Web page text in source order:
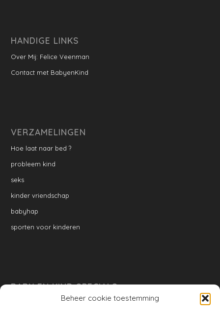
Beheer cookie toestemming
HANDIGE LINKS
Over Mij: Felice Veenman
Contact met BabyenKind
VERZAMELINGEN
Hoe laat naar bed ?
probleem kind
seks
kinder vriendschap
babyhap
sporten voor kinderen
BABY EN KIND SPECIALS